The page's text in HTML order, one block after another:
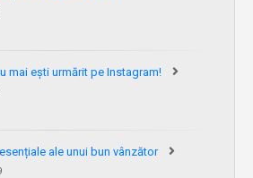
mai ești urmărit pe Instagram!
ale unui bun vânzător